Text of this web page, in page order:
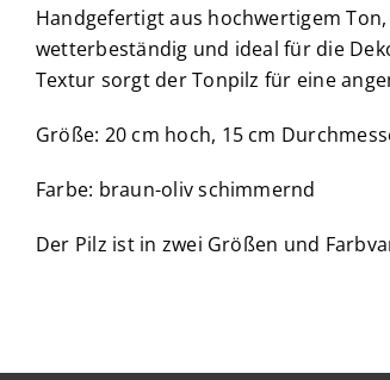
Handgefertigt aus hochwertigem
wetterbeständig und ideal für die
Textur sorgt der Tonpilz für eine
Größe: 20 cm hoch, 15 cm
Farbe: braun-oliv schimmernd
Der Pilz ist in zwei Größen und